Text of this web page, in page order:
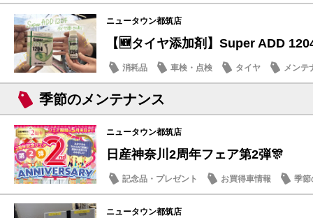
日産のお店
ニュータウン都筑店
【🆕タイヤ添加剤】Super ADD
消耗品 車検・点検 タイヤ メンテ
季節のメンテナンス
ニュータウン都筑店
日産神奈川2周年フェア第2弾🎊
記念品・プレゼント お買得車情報
季節
メンテナンス商品
営業日・店休日
ニュータウン都筑店